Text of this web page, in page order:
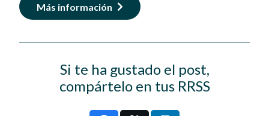
Más información
Si te ha gustado el post,
compártelo en tus RRSS